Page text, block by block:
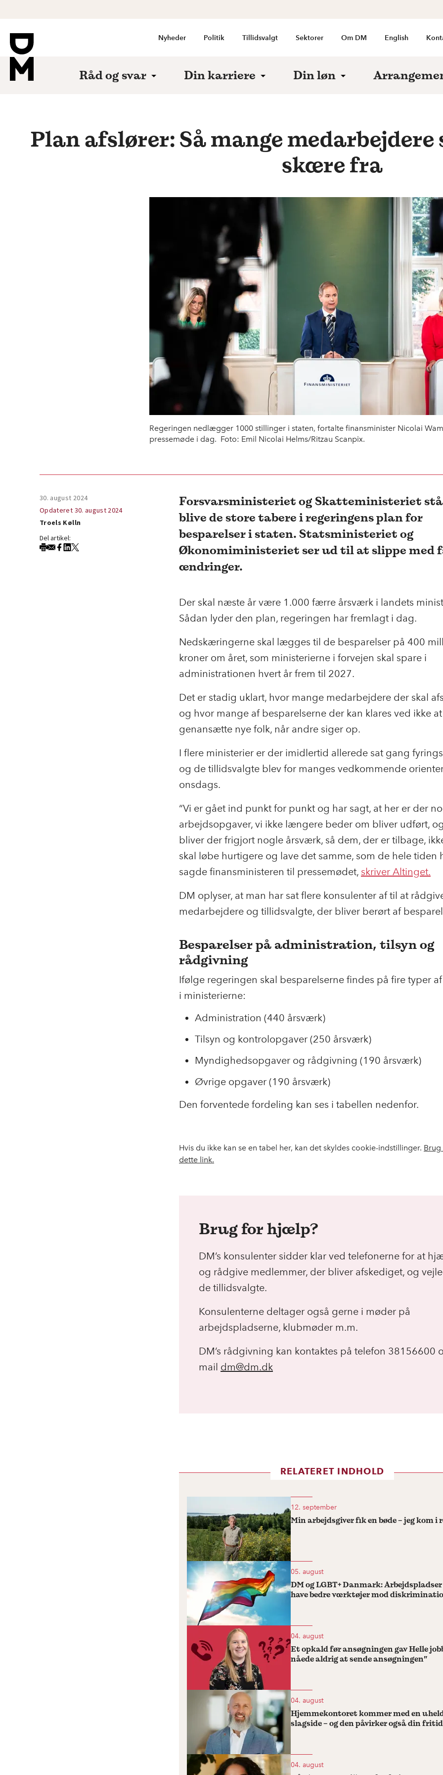
Nyheder Politik Tillidsvalgt Sektorer Om DM English
Råd og svar Din karriere Din løn
Plan afslører: Så mange
skære fra
Regeringen nedlægger 1000 stillinger i staten, fortalte finansminister Nicolai
pressemøde i dag. Foto: Emil Nicolai Helms/Ritzau Scanpix.
30. august 2024
Opdateret 30. august 2024
Troels Kølln
Del artikel:
Forsvarsministeriet og Skatteministeriet
blive de store tabere i regeringens plan for
besparelser i staten. Statsministeriet og
Økonomiministeriet ser ud til at slippe med
ændringer.
Der skal næste år være 1.000 færre årsværk i landets
Sådan lyder den plan, regeringen har fremlagt i dag.
Nedskæringerne skal lægges til de besparelser på 400
kroner om året, som ministerierne i forvejen skal spare i
administrationen hvert år frem til 2027.
Det er stadig uklart, hvor mange medarbejdere der skal
og hvor mange af besparelserne der kan klares ved ikke at
genansætte nye folk, når andre siger op.
I flere ministerier er der imidlertid allerede sat gang
og de tillidsvalgte blev for manges vedkommende
onsdags.
“Vi er gået ind punkt for punkt og har sagt, at her er der
arbejdsopgaver, vi ikke længere beder om bliver udført,
bliver der frigjort nogle årsværk, så dem, der er tilbage,
skal løbe hurtigere og lave det samme, som de hele tiden
sagde finansministeren til pressemødet, skriver Altinget.
DM oplyser, at man har sat flere konsulenter af til at
medarbejdere og tillidsvalgte, der bliver berørt af
Besparelser på administration, tilsyn og
rådgivning
Ifølge regeringen skal besparelserne findes på fire typer
i ministerierne:
Administration (440 årsværk)
Tilsyn og kontrolopgaver (250 årsværk)
Myndighedsopgaver og rådgivning (190 årsværk)
Øvrige opgaver (190 årsværk)
Den forventede fordeling kan ses i tabellen nedenfor.
Hvis du ikke kan se en tabel her, kan det skyldes cookie-indstillinger. Brug
dette link.
Brug for hjælp?
DM’s konsulenter sidder klar ved telefonerne for at
og rådgive medlemmer, der bliver afskediget, og
de tillidsvalgte.
Konsulenterne deltager også gerne i møder på
arbejdspladserne, klubmøder m.m.
DM’s rådgivning kan kontaktes på telefon 38156600
mail dm@dm.dk
RELATERET INDHOLD
12. september
Min arbejdsgiver fik en bøde – jeg kom i
05. august
DM og LGBT+ Danmark:
have bedre værktøjer mod
04. august
Et opkald før ansøgningen gav Helle
nåede aldrig at sende ansøgningen”
04. august
Hjemmekontoret kommer med en
slagside – og den påvirker også din fritid
04. august